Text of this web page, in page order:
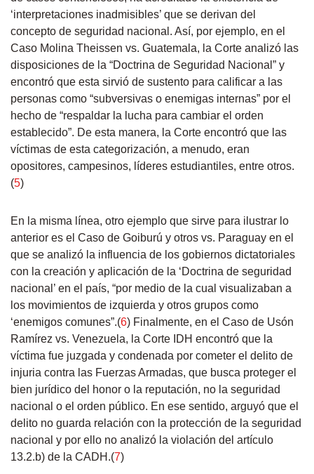
‘interpretaciones inadmisibles’ que se derivan del
concepto de seguridad nacional. Así, por ejemplo, en el
Caso Molina Theissen vs. Guatemala, la Corte analizó las
disposiciones de la “Doctrina de Seguridad Nacional” y
encontró que esta sirvió de sustento para calificar a las
personas como “subversivas o enemigas internas” por el
hecho de “respaldar la lucha para cambiar el orden
establecido”. De esta manera, la Corte encontró que las
víctimas de esta categorización, a menudo, eran
opositores, campesinos, líderes estudiantiles, entre otros.
(5)
En la misma línea, otro ejemplo que sirve para ilustrar lo
anterior es el Caso de Goiburú y otros vs. Paraguay en el
que se analizó la influencia de los gobiernos dictatoriales
con la creación y aplicación de la ‘Doctrina de seguridad
nacional’ en el país, “por medio de la cual visualizaban a
los movimientos de izquierda y otros grupos como
‘enemigos comunes”.(6) Finalmente, en el Caso de Usón
Ramírez vs. Venezuela, la Corte IDH encontró que la
víctima fue juzgada y condenada por cometer el delito de
injuria contra las Fuerzas Armadas, que busca proteger el
bien jurídico del honor o la reputación, no la seguridad
nacional o el orden público. En ese sentido, arguyó que el
delito no guarda relación con la protección de la seguridad
nacional y por ello no analizó la violación del artículo
13.2.b) de la CADH.(7)